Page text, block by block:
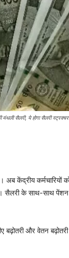
सैलरी, ये होगा सैलरी स्ट्रक्चर
अब केंद्रीय
सैलरी के साथ-साथ
और वेतन